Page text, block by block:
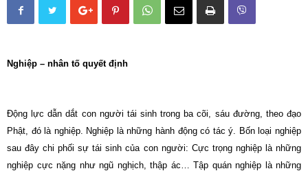
Nghiệp – nhân tố quyết định
Động lực dẫn dắt con người tái sinh trong ba cõi, sáu đường, theo đạo
Phật, đó là nghiệp. Nghiệp là những hành động có tác ý. Bốn loại nghiệp
sau đây chi phối sự tái sinh của con người: Cực trọng nghiệp là những
nghiệp cực nặng như ngũ nghịch, thập ác… Tập quán nghiệp là những